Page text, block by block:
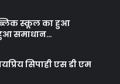
स्कूल का हुआ
समाधान…
सिपाही एस डी एम